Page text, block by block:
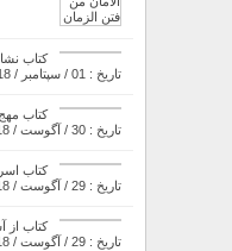
کتاب
تاریخ : 01 / سپتامبر / 2018
کتاب
تاریخ : 30 / آگوست / 2018
کتاب
تاریخ : 29 / آگوست / 2018
کتاب از
تاریخ : 29 / آگوست / 2018